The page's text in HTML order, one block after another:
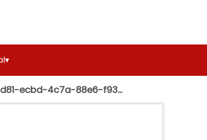
ecbd-4c7a-88e6-f93...